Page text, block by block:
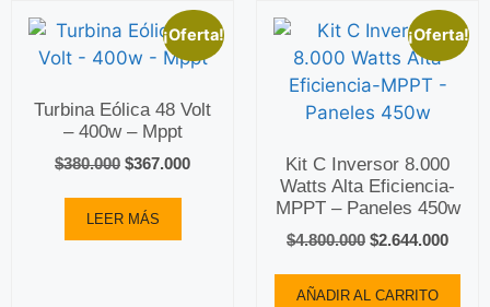
¡Oferta!
Turbina Eólica 48 Volt
– 400w – Mppt
$380.000 $367.000
LEER MÁS
¡Oferta!
Kit C Inversor 8.000
Watts Alta Eficiencia-
MPPT – Paneles 450w
$4.800.000 $2.644.000
AÑADIR AL CARRITO